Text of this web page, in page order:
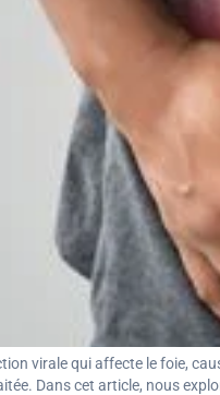
virale qui affecte le foie,
Dans cet article, nous